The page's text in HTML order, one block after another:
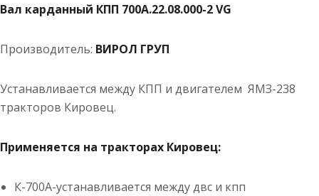
Вал карданный КПП 700А.22.08.000-2 VG
Производитель: ВИРОЛ ГРУП
Устанавливается между КПП и двигателем ЯМЗ-238
тракторов Кировец.
Применяется на тракторах Кировец:
К-700А-устанавливается между двс и кпп